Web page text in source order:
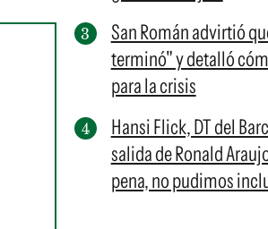
San Román advirtió
terminó" y detalló
para la crisis
Hansi Flick, DT del
salida de Ronald
pena, no pudimos